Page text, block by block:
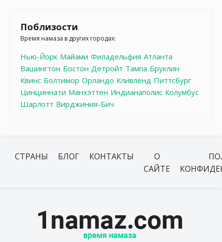
Поблизости
Время намаза в других городах:
Нью-Йорк Майами Филадельфия Атланта
Вашингтон Бостон Детройт Тампа Бруклин
Квинс Болтимор Орландо Кливленд Питтсбург
Цинциннати Манхэттен Индианаполис Колумбус
Шарлотт Вирджиния-Бич
СТРАНЫ БЛОГ КОНТАКТЫ
О
САЙТЕ